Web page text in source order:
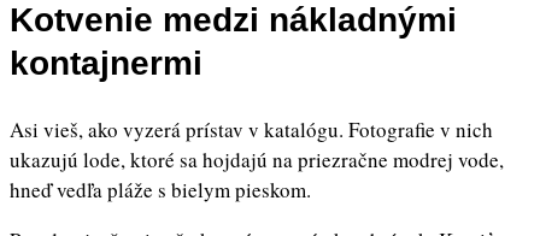
Kotvenie medzi nákladnými
kontajnermi
Asi vieš, ako vyzerá prístav v katalógu. Fotografie v nich
ukazujú lode, ktoré sa hojdajú na priezračne modrej vode,
hneď vedľa pláže s bielym pieskom.